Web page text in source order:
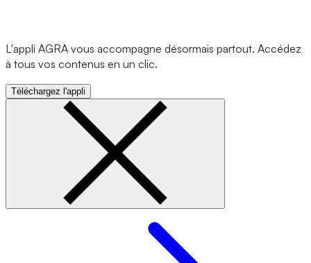
L'appli AGRA vous accompagne désormais partout. Accédez
à tous vos contenus en un clic.
Téléchargez l'appli